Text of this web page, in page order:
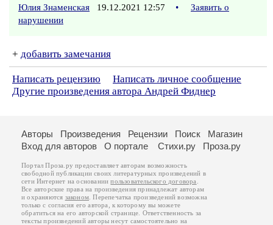
Юлия Знаменская 19.12.2021 12:57 •
Заявить о
нарушении
+ добавить замечания
Написать рецензию
Написать личное сообщение
Другие произведения автора Андрей Фиднер
Авторы Произведения Рецензии Поиск
Магазин
Вход для авторов
О портале Стихи.ру Проза.ру
Портал Проза.ру предоставляет авторам возможность
свободной публикации своих литературных произведений в
сети Интернет на основаниипользовательского договора
Все авторские права на произведения принадлежат авторам
и охраняются законом . Перепечатка произведений возможна
только с согласия его автора, к которому вы можете
обратиться на его авторской странице. Ответственность за
тексты произведений авторы несут самостоятельно на